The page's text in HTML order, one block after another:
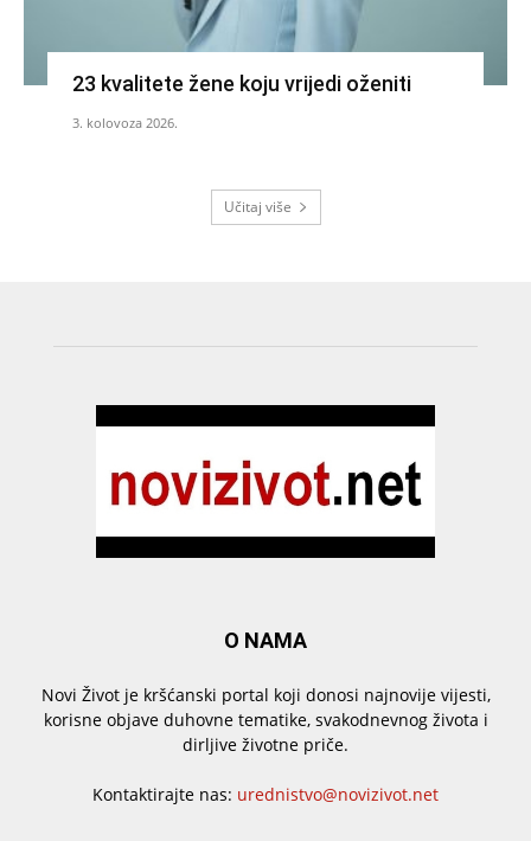
23 kvalitete žene koju vrijedi oženiti
3. kolovoza 2026.
Učitaj više
O NAMA
Novi Život je kršćanski portal koji donosi najnovije vijesti,
korisne objave duhovne tematike, svakodnevnog života i
dirljive životne priče.
Kontaktirajte nas: urednistvo@novizivot.net